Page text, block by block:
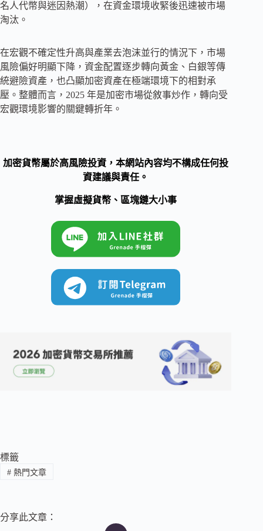
名人代幣與迷因熱潮），在資金環境收緊後迅速被市場
淘汰。
在宏觀不確定性升高與產業去泡沫並行的情況下，市場
風險偏好明顯下降，資金配置逐步轉向黃金、白銀等傳
統避險資產，也凸顯加密資產在極端環境下的相對承
壓。整體而言，2025 年是加密市場從敘事炒作，轉向受
宏觀環境影響的關鍵轉折年。
加密貨幣屬於高風險投資，本網站內容均不構成任何投
資建議與責任。
掌握虛擬貨幣、區塊鏈大小事
標籤
#熱門文章
分享此文章：